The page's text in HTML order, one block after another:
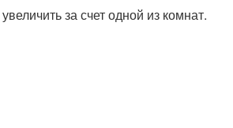
за счет одной из комнат.